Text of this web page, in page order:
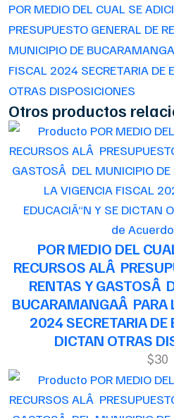
POR MEDIO DEL CUAL SE
PRESUPUESTO GENERAL DE
MUNICIPIO DE
FISCAL 2024 SECRETARIA DE
OTRAS DISPOSICIONES
Otros productos
de
POR MEDIO DEL
RECURSOS ALÂ
RENTAS Y GASTOSÂ
BUCARAMANGAÂ PARA
2024 SECRETARIA DE
DICTAN OTRAS
$30